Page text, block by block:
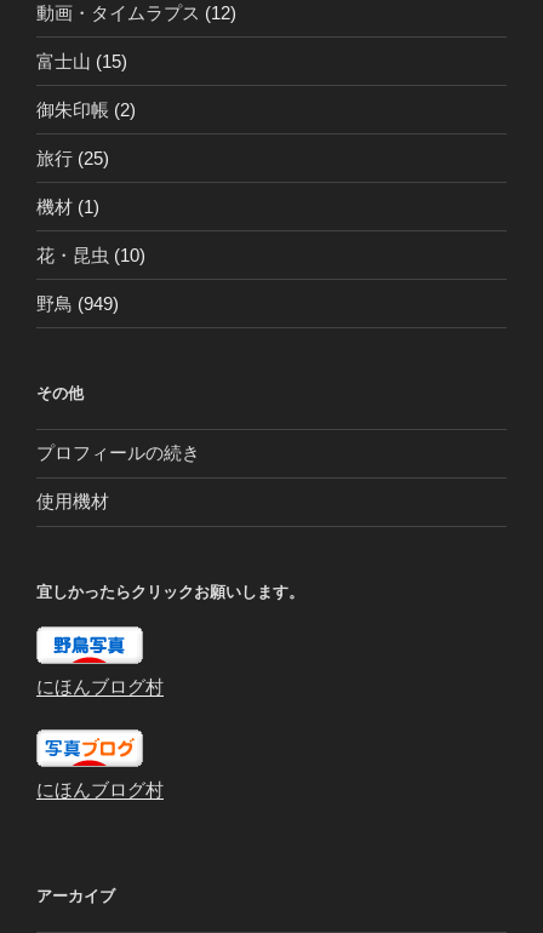
動画・タイムラプス (12)
富士山 (15)
御朱印帳 (2)
旅行 (25)
機材 (1)
花・昆虫 (10)
野鳥 (949)
その他
プロフィールの続き
使用機材
宜しかったらクリックお願いします。
にほんブログ村
にほんブログ村
アーカイブ